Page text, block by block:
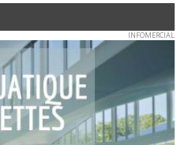
INFOMERCIAL